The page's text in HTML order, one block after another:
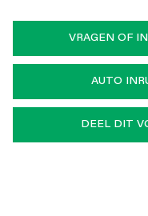
VRAGEN OF
AUTO
DEEL DIT